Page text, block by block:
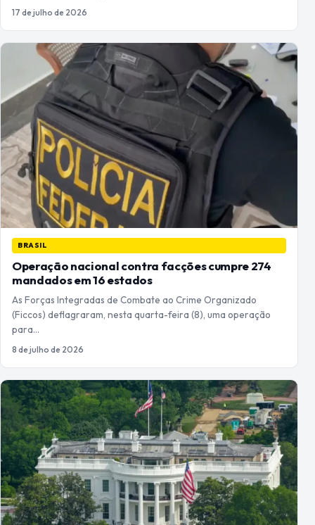
17 de julho de 2026
BRASIL
Operação nacional contra facções cumpre 274
mandados em 16 estados
As Forças Integradas de Combate ao Crime Organizado
(Ficcos) deflagraram, nesta quarta-feira (8), uma operação
para…
8 de julho de 2026